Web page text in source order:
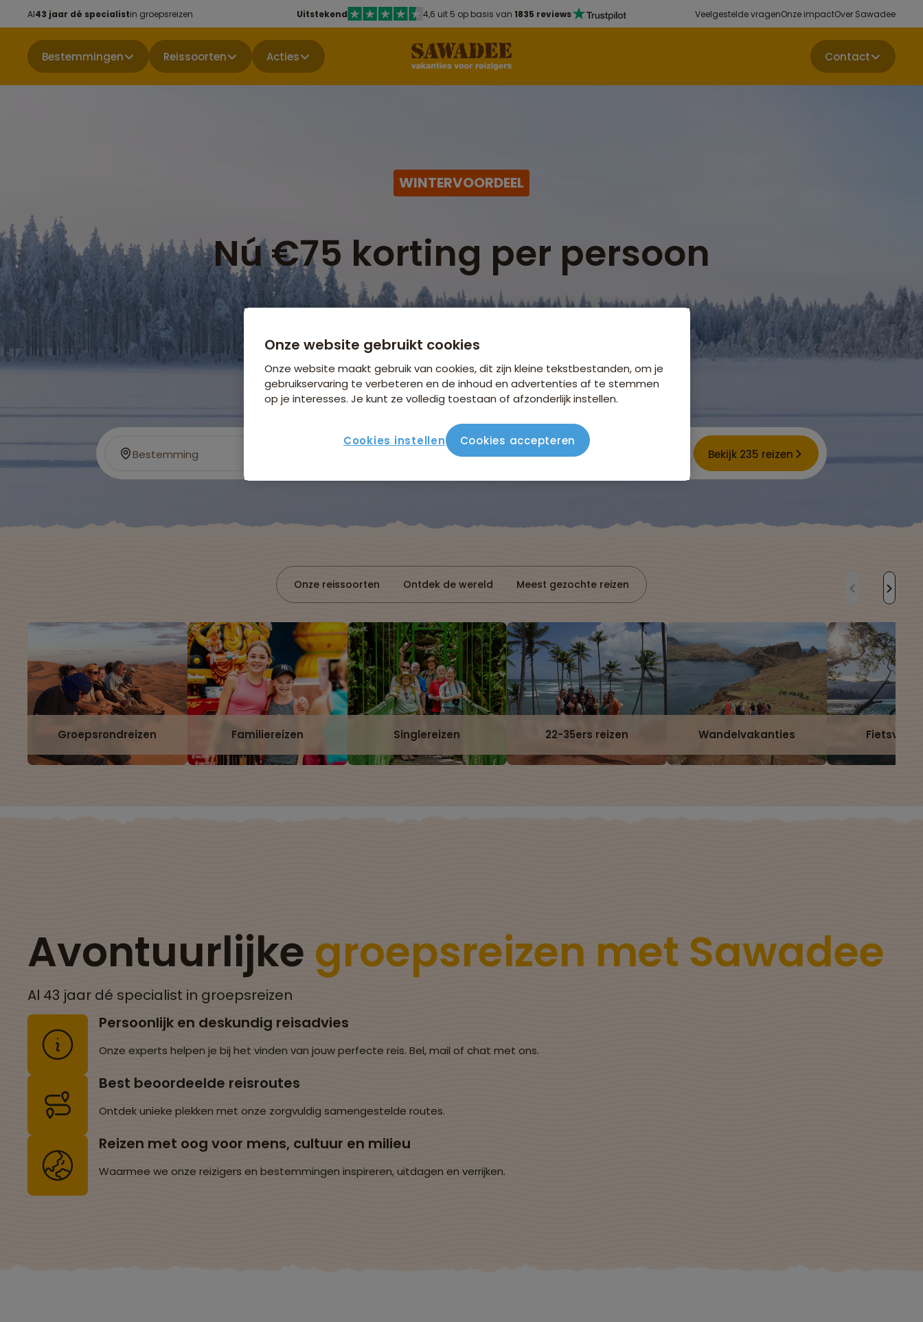
Al43 jaar dé specialistin groepsreizen Uitstekend 4,6 uit 5 op basis van 1835 reviews Veelgestelde vragenOnze impactOver Sawadee
Bestemmingen Reissoorten Acties Contact
WINTERVOORDEEL
Nú €75 korting per persoon
Bestemming Reisperiode Bekijk 235 reizen
Onze reissoorten Ontdek de wereld Meest gezochte reizen
Groepsrondreizen Familiereizen Singlereizen 22-35ers reizen Wandelvakanties
Avontuurlijke groepsreizen met Sawadee
Al 43 jaar dé specialist in groepsreizen
Persoonlijk en deskundig reisadvies
Onze experts helpen je bij het vinden van jouw perfecte reis. Bel, mail of chat met ons.
Best beoordeelde reisroutes
Ontdek unieke plekken met onze zorgvuldig samengestelde routes.
Reizen met oog voor mens, cultuur en milieu
Waarmee we onze reizigers en bestemmingen inspireren, uitdagen en verrijken.
Onze website gebruikt cookies
Onze website maakt gebruik van cookies, dit zijn kleine tekstbestanden, om je
gebruikservaring te verbeteren en de inhoud en advertenties af te stemmen
op je interesses. Je kunt ze volledig toestaan of afzonderlijk instellen.
Cookies instellen Cookies accepteren